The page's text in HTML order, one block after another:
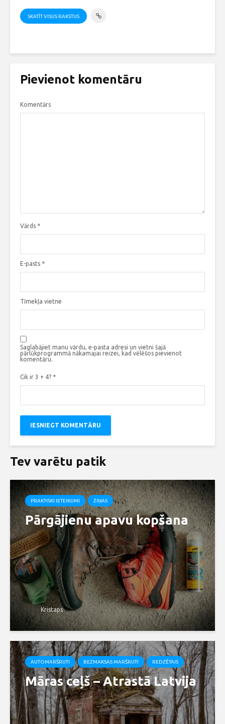
SKATĪT VISUS RAKSTUS
Pievienot komentāru
Komentārs
Vārds *
E-pasts *
Tīmekļa vietne
Saglabājiet manu vārdu, e-pasta adresi un vietni šajā
pārlūkprogrammā nākamajai reizei, kad vēlēšos pievienot
komentāru.
Cik ir 3 + 4? *
Tev varētu patik
PRAKTISKI IETEIKUMI ZIŅAS
Pārgājienu apavu kopšana
Kristaps
AUTOMARŠRUTI BEZMAKSAS MARŠRUTI REDZĒTAIS
Māras ceļš – Atrastā Latvija